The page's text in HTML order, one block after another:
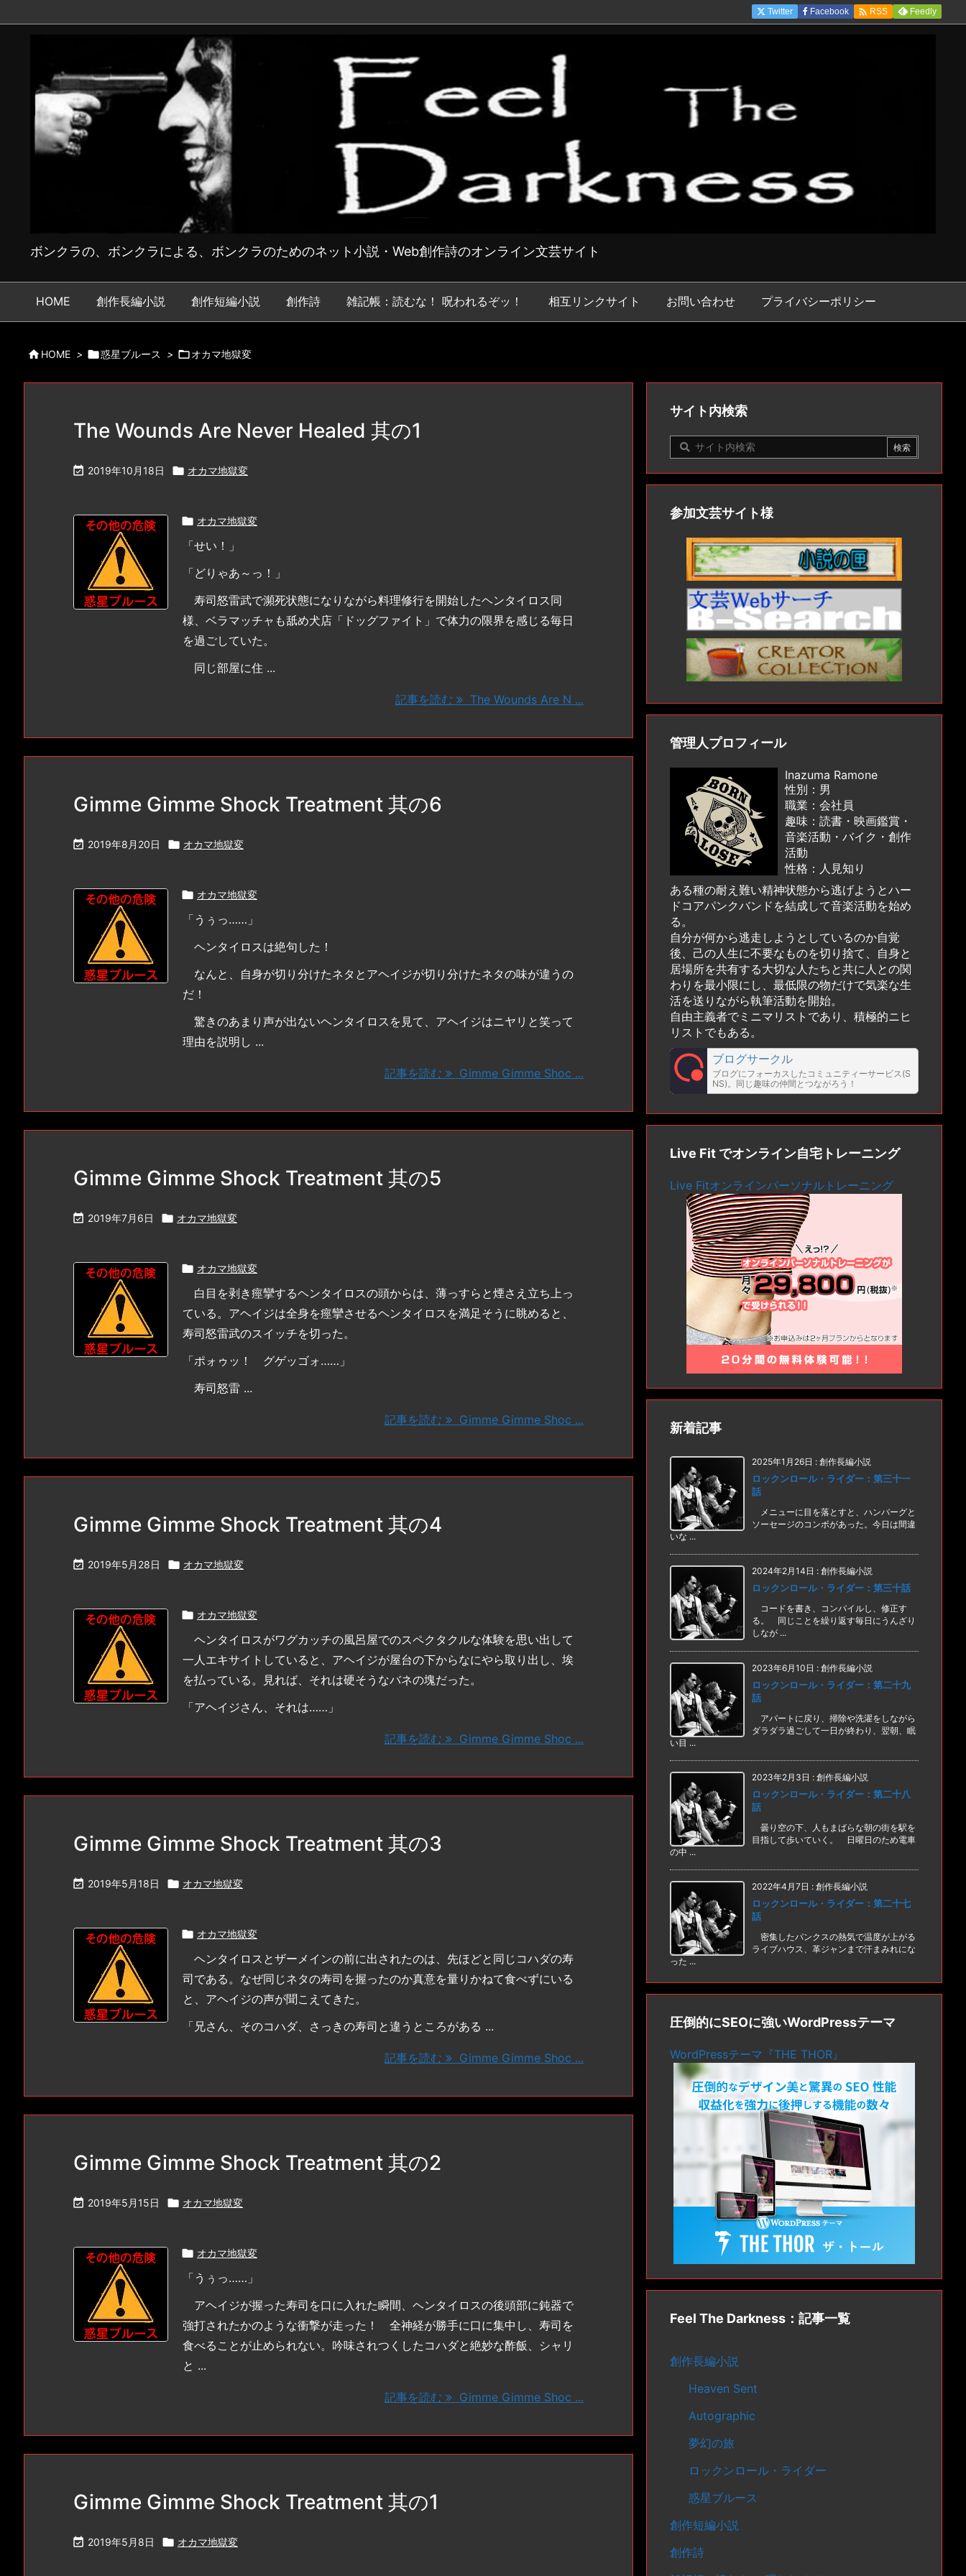
ボンクラの、ボンクラによる、ボンクラのためのネット小説・Web創作詩のオンライン文芸サイト
HOME 創作長編小説 創作短編小説 創作詩 雑記帳：読むな！ 呪われるぞッ！ 相互リンクサイト お問い合わせ プライバシーポリシー
Twitter Facebook  RSS Feedly
HOME > 惑星ブルース > オカマ地獄変
The Wounds Are Never Healed 其の1
 2019年10月18日  オカマ地獄変
 オカマ地獄変
「せい！」
「どりゃあ～っ！」
寿司怒雷武で瀕死状態になりながら料理修行を開始したヘンタイロス同
様、ベラマッチャも舐め犬店「ドッグファイト」で体力の限界を感じる毎日
を過ごしていた。
同じ部屋に住 ...
記事を読む The Wounds Are N ...
Gimme Gimme Shock Treatment 其の6
 2019年8月20日  オカマ地獄変
 オカマ地獄変
「うぅっ……」
ヘンタイロスは絶句した！
なんと、自身が切り分けたネタとアヘイジが切り分けたネタの味が違うの
だ！
驚きのあまり声が出ないヘンタイロスを見て、アヘイジはニヤリと笑って
理由を説明し ...
記事を読む Gimme Gimme Shoc ...
Gimme Gimme Shock Treatment 其の5
 2019年7月6日  オカマ地獄変
 オカマ地獄変
白目を剥き痙攣するヘンタイロスの頭からは、薄っすらと煙さえ立ち上っ
ている。アヘイジは全身を痙攣させるヘンタイロスを満足そうに眺めると、
寿司怒雷武のスイッチを切った。
「ポォゥッ！ グゲッゴォ……」
寿司怒雷 ...
記事を読む Gimme Gimme Shoc ...
Gimme Gimme Shock Treatment 其の4
 2019年5月28日  オカマ地獄変
 オカマ地獄変
ヘンタイロスがワグカッチの風呂屋でのスペクタクルな体験を思い出して
一人エキサイトしていると、アヘイジが屋台の下からなにやら取り出し、埃
を払っている。見れば、それは硬そうなバネの塊だった。
「アヘイジさん、それは……」
記事を読む Gimme Gimme Shoc ...
Gimme Gimme Shock Treatment 其の3
 2019年5月18日  オカマ地獄変
 オカマ地獄変
ヘンタイロスとザーメインの前に出されたのは、先ほどと同じコハダの寿
司である。なぜ同じネタの寿司を握ったのか真意を量りかねて食べずにいる
と、アヘイジの声が聞こえてきた。
「兄さん、そのコハダ、さっきの寿司と違うところがある ...
記事を読む Gimme Gimme Shoc ...
Gimme Gimme Shock Treatment 其の2
 2019年5月15日  オカマ地獄変
 オカマ地獄変
「うぅっ……」
アヘイジが握った寿司を口に入れた瞬間、ヘンタイロスの後頭部に鈍器で
強打されたかのような衝撃が走った！ 全神経が勝手に口に集中し、寿司を
食べることが止められない。吟味されつくしたコハダと絶妙な酢飯、シャリ
と ...
記事を読む Gimme Gimme Shoc ...
Gimme Gimme Shock Treatment 其の1
 2019年5月8日  オカマ地獄変
サイト内検索
参加文芸サイト様
管理人プロフィール
Inazuma Ramone
性別：男
職業：会社員
趣味：読書・映画鑑賞・
音楽活動・バイク・創作
活動
性格：人見知り
ある種の耐え難い精神状態から逃げようとハー
ドコアパンクバンドを結成して音楽活動を始め
る。
自分が何から逃走しようとしているのか自覚
後、己の人生に不要なものを切り捨て、自身と
居場所を共有する大切な人たちと共に人との関
わりを最小限にし、最低限の物だけで気楽な生
活を送りながら執筆活動を開始。
自由主義者でミニマリストであり、積極的ニヒ
リストでもある。
ブログサークル
ブログにフォーカスしたコミュニティーサービス(S
NS)。同じ趣味の仲間とつながろう！
Live Fit でオンライン自宅トレーニング
Live Fitオンラインパーソナルトレーニング
新着記事
2025年1月26日 : 創作長編小説
ロックンロール・ライダー：第三十一
話
メニューに目を落とすと、ハンバーグと
ソーセージのコンボがあった。今日は間違
いな ...
2024年2月14日 : 創作長編小説
ロックンロール・ライダー：第三十話
コードを書き、コンパイルし、修正す
る。 同じことを繰り返す毎日にうんざり
しなが ...
2023年6月10日 : 創作長編小説
ロックンロール・ライダー：第二十九
話
アパートに戻り、掃除や洗濯をしながら
ダラダラ過ごして一日が終わり、翌朝、眠
い目 ...
2023年2月3日 : 創作長編小説
ロックンロール・ライダー：第二十八
話
曇り空の下、人もまばらな朝の街を駅を
目指して歩いていく。 日曜日のため電車
の中 ...
2022年4月7日 : 創作長編小説
ロックンロール・ライダー：第二十七
話
密集したパンクスの熱気で温度が上がる
ライブハウス、革ジャンまで汗まみれにな
った ...
圧倒的にSEOに強いWordPressテーマ
WordPressテーマ『THE THOR』
Feel The Darkness：記事一覧
創作長編小説
Heaven Sent
Autographic
夢幻の旅
ロックンロール・ライダー
惑星ブルース
創作短編小説
創作詩